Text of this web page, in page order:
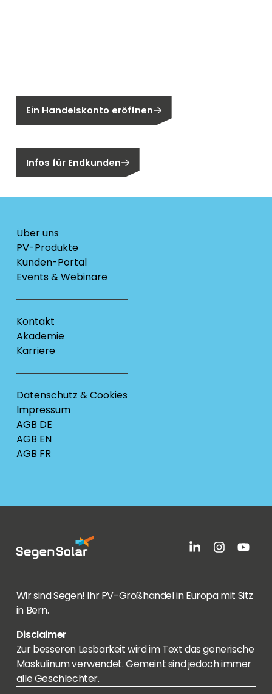
Ein Handelskonto eröffnen
Infos für Endkunden
Über uns
PV-Produkte
Kunden-Portal
Events & Webinare
Kontakt
Akademie
Karriere
Datenschutz & Cookies
Impressum
AGB DE
AGB EN
AGB FR
Wir sind Segen! Ihr PV-Großhandel in Europa mit Sitz
in Bern.
Disclaimer
Zur besseren Lesbarkeit wird im Text das generische
Maskulinum verwendet. Gemeint sind jedoch immer
alle Geschlechter.